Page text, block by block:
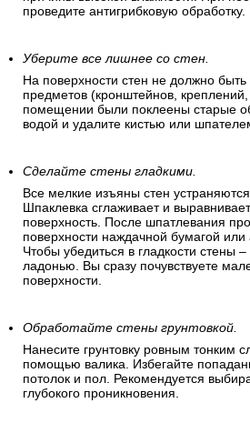
проведите антигрибковую обработку.
Уберите все лишнее со стен.
На поверхности стен не должно быть
предметов (кронштейнов,
помещении были поклеены старые
водой и удалите кистью или
Сделайте стены гладкими.
Все мелкие изъяны стен
Шпаклевка сглаживает и
поверхность. После шпатлевания
поверхности наждачной бумагой или
Чтобы убедиться в гладкости стены
ладонью. Вы сразу почувствуете
поверхности.
Обработайте стены грунтовкой.
Нанесите грунтовку ровным тонким
помощью валика. Избегайте
потолок и пол. Рекомендуется
глубокого проникновения.